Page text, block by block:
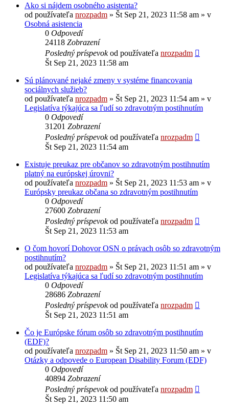
Ako si nájdem osobného asistenta?
od používateľa nrozpadm » Št Sep 21, 2023 11:58 am » v
Osobná asistencia
0 Odpovedí
24118 Zobrazení
Posledný príspevokod používateľa nrozpadm
Št Sep 21, 2023 11:58 am
Sú plánované nejaké zmeny v systéme financovania
sociálnych služieb?
od používateľa nrozpadm » Št Sep 21, 2023 11:54 am » v
Legislatíva týkajúca sa ľudí so zdravotným postihnutím
0 Odpovedí
31201 Zobrazení
Posledný príspevokod používateľa nrozpadm
Št Sep 21, 2023 11:54 am
Existuje preukaz pre občanov so zdravotným postihnutím
platný na európskej úrovni?
od používateľa nrozpadm » Št Sep 21, 2023 11:53 am » v
Európsky preukaz občana so zdravotným postihnutím
0 Odpovedí
27600 Zobrazení
Posledný príspevokod používateľa nrozpadm
Št Sep 21, 2023 11:53 am
O čom hovorí Dohovor OSN o právach osôb so zdravotným
postihnutím?
od používateľa nrozpadm » Št Sep 21, 2023 11:51 am » v
Legislatíva týkajúca sa ľudí so zdravotným postihnutím
0 Odpovedí
28686 Zobrazení
Posledný príspevokod používateľa nrozpadm
Št Sep 21, 2023 11:51 am
Čo je Európske fórum osôb so zdravotným postihnutím
(EDF)?
od používateľa nrozpadm » Št Sep 21, 2023 11:50 am » v
Otázky a odpovede o European Disability Forum (EDF)
0 Odpovedí
40894 Zobrazení
Posledný príspevokod používateľa nrozpadm
Št Sep 21, 2023 11:50 am